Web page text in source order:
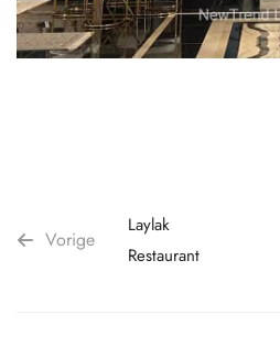
Vorige
Laylak
Restaurant